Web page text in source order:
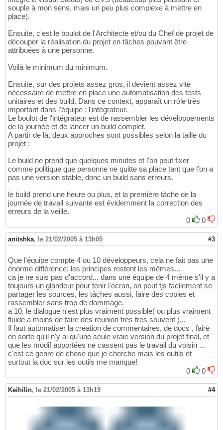
souple à mon sens, mais un peu plus complexe à mettre en
place).
Ensuite, c'est le boulot de l'Architecte et/ou du Chef de projet de
découper la réalisation du projet en tâches pouvant être
attribuées à une personne.
Voilà le minimum du minimum.
Ensuite, sur des projets assez gros, il devient assez vite
nécessaire de mettre en place une automatisation des tests
unitaires et des build. Dans ce context, apparaît un rôle très
important dans l'équipe : l'intégrateur.
Le boulot de l'intégrateur est de rassembler les développements
de la journée et de lancer un build complet.
A partir de là, deux approches sont possibles selon la taille du
projet :
Le build ne prend que quelques minutes et l'on peut fixer
comme politique que personne ne quitte sa place tant que l'on a
pas une version stable, donc un build sans erreurs.
le build prend une heure ou plus, et la première tâche de la
journée de travail suivante est évidemment la correction des
erreurs de la veille.
0
0
anitshka, le 21/02/2005 à 13h05 #3
Que l'équipe compte 4 ou 10 développeurs, cela ne fait pas une
énorme différence; les principes restent les mêmes...
ca je ne suis pas d'accord... dans une équipe de 4 même s'il y a
toujours un glandeur pour tenir l'ecran, on peut tjs facilement se
partager les sources, les tâches aussi, faire des copies et
rassembler sans trop de dommage.
a 10, le dialogue n'est plus vraiment possible( ou plus vraiment
fluide a moins de faire des reunion tres tres souvent )...
Il faut automatiser la creation de commentaires, de docs , faire
en sorte qu'il n'y ai qu'une seule vraie version du projet final, et
que les modif apportées ne cassent pas le travail du voisin ...
c'est ce genre de chose que je cherche mais les outils et
surtout la doc sur les outils me manque!
0
0
Keihilin, le 21/02/2005 à 13h19 #4